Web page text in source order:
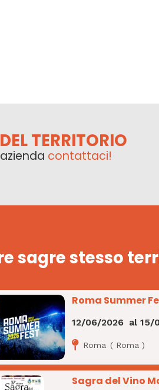
TERRITORIO
contattaci!
sagre stesso
Roma Summer
12/06/2026 al15/
Roma ( Roma )
Sagra del Vino